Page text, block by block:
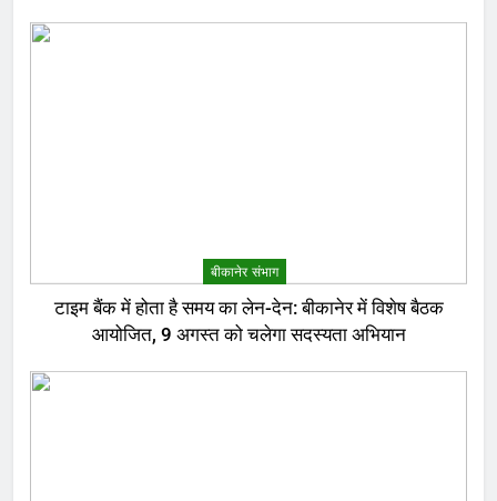
बीकानेर संभाग
टाइम बैंक में होता है समय का लेन-देन: बीकानेर में विशेष बैठक
आयोजित, 9 अगस्त को चलेगा सदस्यता अभियान